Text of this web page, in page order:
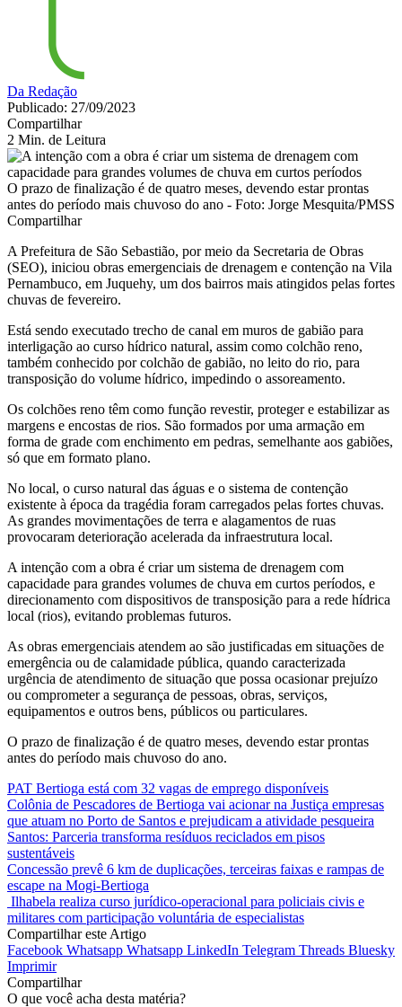
Da Redação
Publicado: 27/09/2023
Compartilhar
2 Min. de Leitura
O prazo de finalização é de quatro meses, devendo estar prontas
antes do período mais chuvoso do ano - Foto: Jorge Mesquita/PMSS
Compartilhar
A Prefeitura de São Sebastião, por meio da Secretaria de Obras
(SEO), iniciou obras emergenciais de drenagem e contenção na Vila
Pernambuco, em Juquehy, um dos bairros mais atingidos pelas fortes
chuvas de fevereiro.
Está sendo executado trecho de canal em muros de gabião para
interligação ao curso hídrico natural, assim como colchão reno,
também conhecido por colchão de gabião, no leito do rio, para
transposição do volume hídrico, impedindo o assoreamento.
Os colchões reno têm como função revestir, proteger e estabilizar as
margens e encostas de rios. São formados por uma armação em
forma de grade com enchimento em pedras, semelhante aos gabiões,
só que em formato plano.
No local, o curso natural das águas e o sistema de contenção
existente à época da tragédia foram carregados pelas fortes chuvas.
As grandes movimentações de terra e alagamentos de ruas
provocaram deterioração acelerada da infraestrutura local.
A intenção com a obra é criar um sistema de drenagem com
capacidade para grandes volumes de chuva em curtos períodos, e
direcionamento com dispositivos de transposição para a rede hídrica
local (rios), evitando problemas futuros.
As obras emergenciais atendem ao são justificadas em situações de
emergência ou de calamidade pública, quando caracterizada
urgência de atendimento de situação que possa ocasionar prejuízo
ou comprometer a segurança de pessoas, obras, serviços,
equipamentos e outros bens, públicos ou particulares.
O prazo de finalização é de quatro meses, devendo estar prontas
antes do período mais chuvoso do ano.
PAT Bertioga está com 32 vagas de emprego disponíveis
Colônia de Pescadores de Bertioga vai acionar na Justiça empresas
que atuam no Porto de Santos e prejudicam a atividade pesqueira
Santos: Parceria transforma resíduos reciclados em pisos
sustentáveis
Concessão prevê 6 km de duplicações, terceiras faixas e rampas de
escape na Mogi-Bertioga
Ilhabela realiza curso jurídico-operacional para policiais civis e
militares com participação voluntária de especialistas
Compartilhar este Artigo
Facebook Whatsapp Whatsapp LinkedIn Telegram Threads Bluesky
Imprimir
Compartilhar
O que você acha desta matéria?